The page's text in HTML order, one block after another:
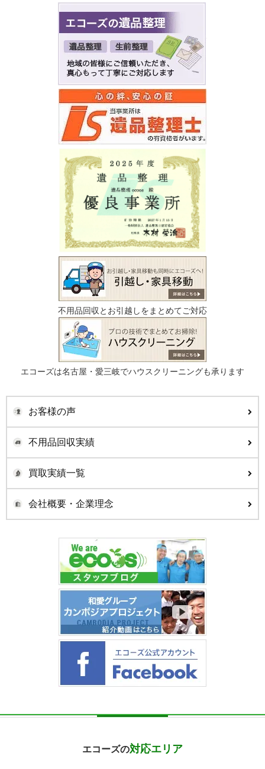
不用品回収とお引越しをまとめてご対応
エコーズは名古屋・愛三岐でハウスクリーニングも承ります
お客様の声
不用品回収実績
買取実績一覧
会社概要・企業理念
エコーズの対応エリア